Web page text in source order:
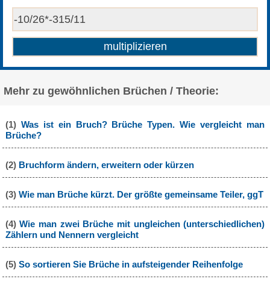
Mehr zu gewöhnlichen Brüchen / Theorie:
(1) Was ist ein Bruch? Brüche Typen. Wie vergleicht man
Brüche?
(2) Bruchform ändern, erweitern oder kürzen
(3) Wie man Brüche kürzt. Der größte gemeinsame Teiler, ggT
(4)Wie man zwei Brüche mit ungleichen (unterschiedlichen)
Zählern und Nennern vergleicht
(5) So sortieren Sie Brüche in aufsteigender Reihenfolge